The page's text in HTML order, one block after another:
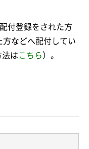
付登録をされた方
などへ配付してい
法はこちら ）。